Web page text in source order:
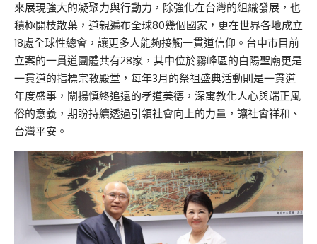
來展現強大的凝聚力與行動力，除強化在台灣的組織發展，也
積極開枝散葉，道親遍布全球80幾個國家，更在世界各地成立
18處全球性總會，讓更多人能夠接觸一貫道信仰。台中市目前
立案的一貫道團體共有28家，其中位於霧峰區的白陽聖廟更是
一貫道的指標宗教殿堂，每年3月的祭祖盛典活動則是一貫道
年度盛事，闡揚慎終追遠的孝道美德，深寓教化人心與端正風
俗的意義，期盼持續透過引領社會向上的力量，讓社會祥和、
台灣平安。